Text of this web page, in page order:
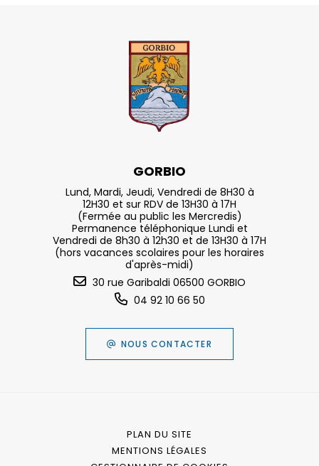
GORBIO
Lund, Mardi, Jeudi, Vendredi de 8H30 à
12H30 et sur RDV de 13H30 à 17H
(Fermée au public les Mercredis)
Permanence téléphonique Lundi et
Vendredi de 8h30 à 12h30 et de 13H30 à 17H
(hors vacances scolaires pour les horaires
d'après-midi)
30 rue Garibaldi 06500 GORBIO
04 92 10 66 50
NOUS CONTACTER
PLAN DU SITE
MENTIONS LÉGALES